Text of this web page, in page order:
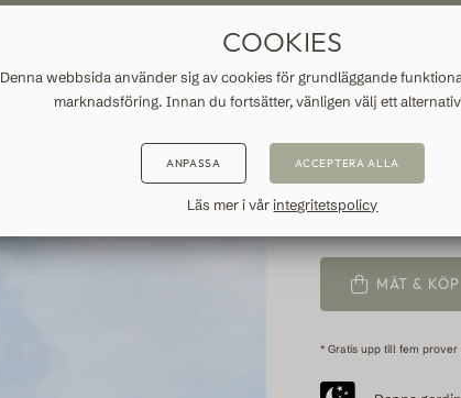
SKANÖR,
MÄT & KÖP
* Gratis upp till fem
COOKIES
Denna webbsida använder sig av cookies för grundläggande
marknadsföring. Innan du fortsätter, vänligen välj ett
ANPASSA ACCEPTERA ALLA
Läs mer i vårintegritetspolicy